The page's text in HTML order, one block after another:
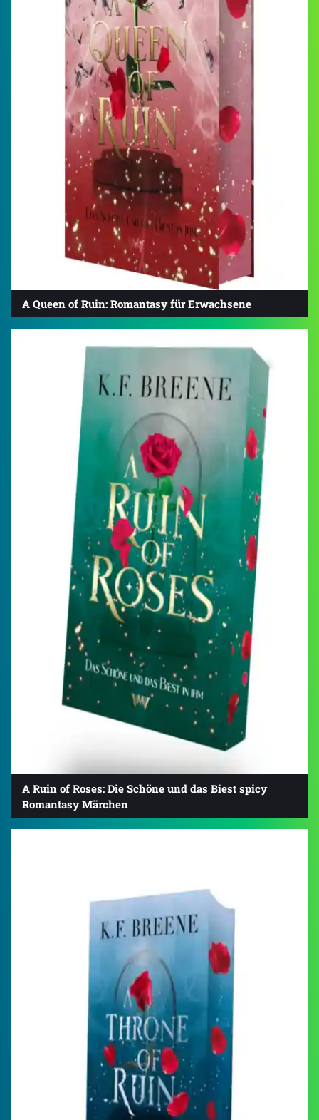
A Queen of Ruin: Romantasy für Erwachsene
A Ruin of Roses: Die Schöne und das Biest spicy
Romantasy Märchen